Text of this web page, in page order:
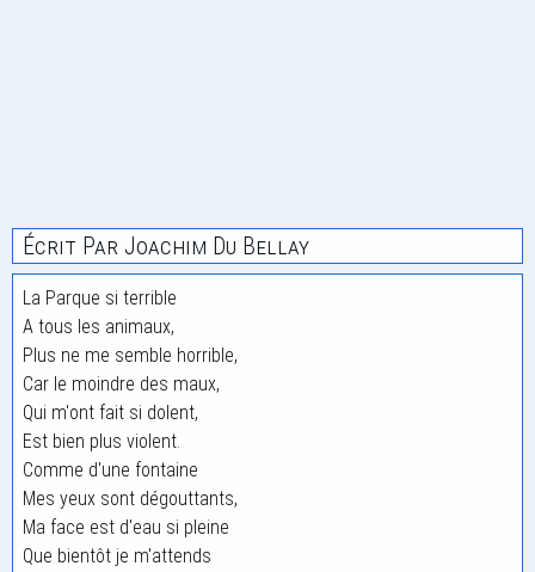
Écrit Par Joachim Du Bellay
La Parque si terrible
A tous les animaux,
Plus ne me semble horrible,
Car le moindre des maux,
Qui m'ont fait si dolent,
Est bien plus violent.
Comme d'une fontaine
Mes yeux sont dégouttants,
Ma face est d'eau si pleine
Que bientôt je m'attends